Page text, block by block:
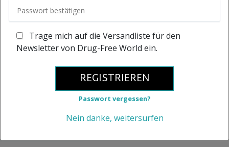
Trage mich auf die Versandliste für den
Newsletter von Drug-Free World ein.
REGISTRIEREN
Passwort vergessen?
Nein danke, weitersurfen